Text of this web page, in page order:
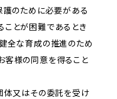
護のために必要がある
ことが困難であるとき
全な育成の推進のため
客様の同意を得ること
体又はその委託を受け